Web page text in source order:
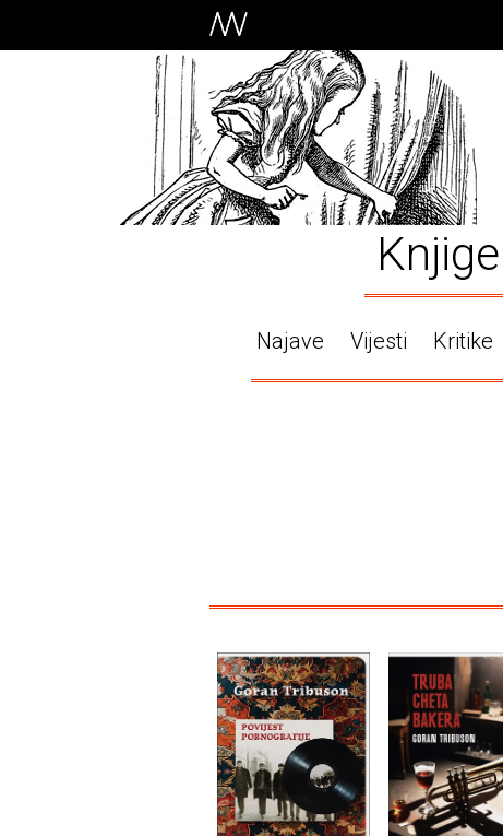
Knjige
Najave Vijesti Kritike